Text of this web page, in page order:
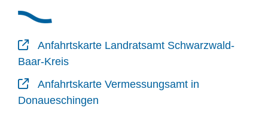
Anfahrtskarte Landratsamt Schwarzwald-
Baar-Kreis
Anfahrtskarte Vermessungsamt in
Donaueschingen